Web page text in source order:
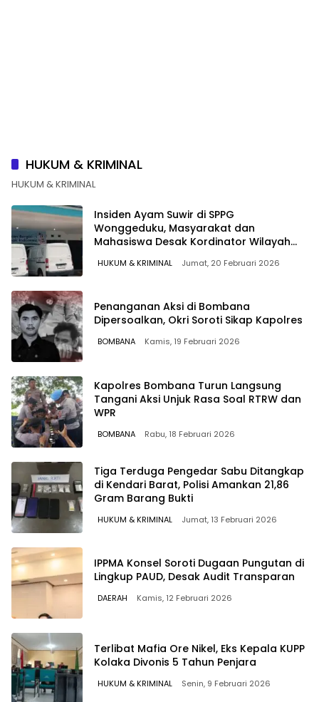
HUKUM & KRIMINAL
HUKUM & KRIMINAL
Insiden Ayam Suwir di SPPG
Wonggeduku, Masyarakat dan
Mahasiswa Desak Kordinator Wilayah
Tim Dapur
HUKUM & KRIMINAL Jumat, 20 Februari 2026
Penanganan Aksi di Bombana
Dipersoalkan, Okri Soroti Sikap Kapolres
BOMBANA Kamis, 19 Februari 2026
Kapolres Bombana Turun Langsung
Tangani Aksi Unjuk Rasa Soal RTRW dan
WPR
BOMBANA Rabu, 18 Februari 2026
Tiga Terduga Pengedar Sabu Ditangkap
di Kendari Barat, Polisi Amankan 21,86
Gram Barang Bukti
HUKUM & KRIMINAL Jumat, 13 Februari 2026
IPPMA Konsel Soroti Dugaan Pungutan di
Lingkup PAUD, Desak Audit Transparan
DAERAH Kamis, 12 Februari 2026
Terlibat Mafia Ore Nikel, Eks Kepala KUPP
Kolaka Divonis 5 Tahun Penjara
HUKUM & KRIMINAL Senin, 9 Februari 2026